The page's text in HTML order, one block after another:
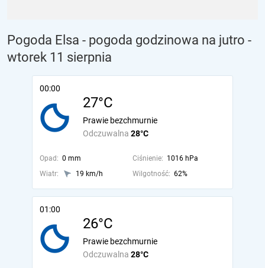
Pogoda Elsa - pogoda godzinowa na jutro -
wtorek 11 sierpnia
00:00
27°C
Odczuwalna 28°C
Prawie bezchmurnie
Opad: 0 mm Ciśnienie: 1016 hPa
Wiatr:
19 km/h Wilgotność: 62%
01:00
26°C
Odczuwalna 28°C
Prawie bezchmurnie